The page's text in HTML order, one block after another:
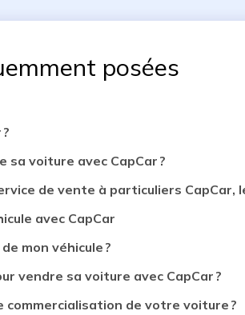
posées
sa voiture avec CapCar ?
de vente à particuliers CapCar,
avec CapCar
mon véhicule ?
vendre sa voiture avec CapCar ?
commercialisation de votre voiture ?